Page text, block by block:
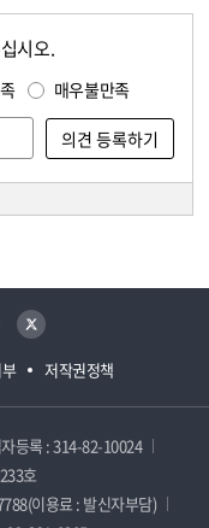
시오.
매우불만족
저작권정책
트위터
등록 : 314-82-10024
호
이용료 : 발신자부담)